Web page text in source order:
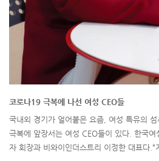
코로나19 극복에 나선 여성 CEO들
국내외 경기가 얼어붙은 요즘, 여성 특유의
극복에 앞장서는 여성 CEO들이 있다. 한국
자 회장과 비와이인더스트리 이정한 대표다.“